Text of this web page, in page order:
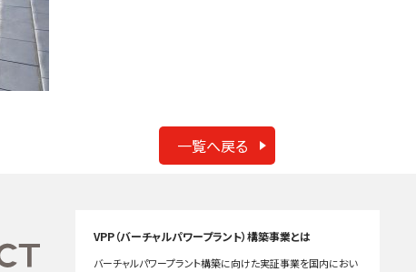
一覧へ戻る
VPP（バーチャルパワープラント）構築事業とは
バーチャルパワープラント構築に向けた実証事業を国内におい